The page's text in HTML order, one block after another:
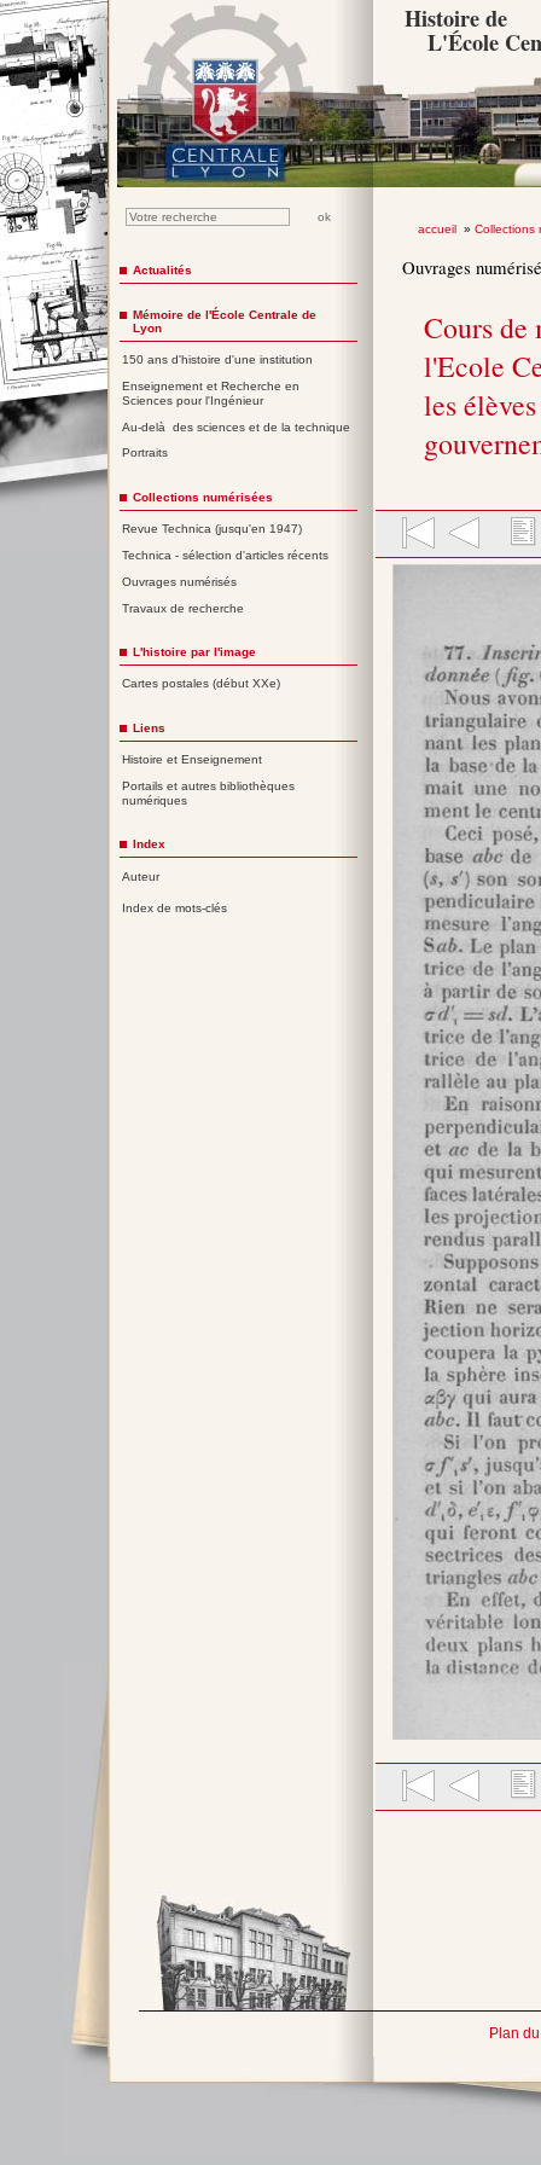
Histoire de
L'École
accueil» Collections
Ouvrages
Cours de
l'Ecole
les
Actualités
Mémoire de l'École Centrale de
Lyon
150 ans d'histoire d'une institution
Enseignement et Recherche en
Sciences pour l'Ingénieur
Au-delà des sciences et de la technique
Portraits
Collections numérisées
Revue Technica (jusqu'en 1947)
Technica - sélection d'articles récents
Ouvrages numérisés
Travaux de recherche
L'histoire par l'image
Cartes postales (début XXe)
Liens
Histoire et Enseignement
Portails et autres bibliothèques
numériques
Index
Auteur
Index de mots-clés
Plan